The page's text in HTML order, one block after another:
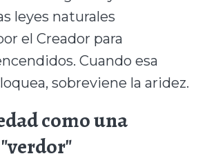
leyes naturales
el Creador para
Cuando esa
sobreviene la aridez.
como una